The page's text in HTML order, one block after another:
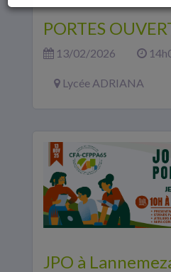
PORTES
13/02/2026
Lycée ADRIANA
JPO à